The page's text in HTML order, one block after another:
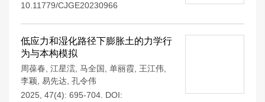
10.11779/CJGE20230966
低应力和湿化路径下膨胀土的力学行
为与本构模拟
周葆春 江星澐 马全国 单丽霞 王江伟
李颖 易先达 孔令伟
2025, 47(4): 695-704. DOI: